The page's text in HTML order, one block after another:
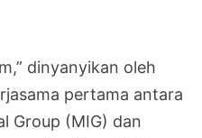
dinyanyikan oleh
pertama antara
Group (MIG) dan